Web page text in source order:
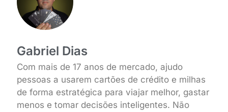
Gabriel Dias
Com mais de 17 anos de mercado, ajudo
pessoas a usarem cartões de crédito e milhas
de forma estratégica para viajar melhor, gastar
menos e tomar decisões inteligentes. Não